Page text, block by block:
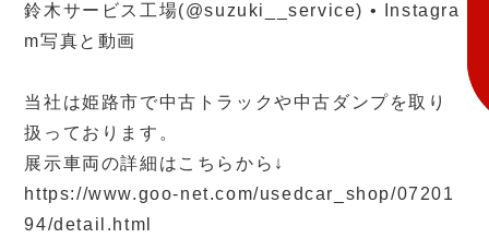
鈴木サービス工場(@suzuki__service) • Instagra
m写真と動画
当社は姫路市で中古トラックや中古ダンプを取り
扱っております。
展示車両の詳細はこちらから↓
https://www.goo-net.com/usedcar_shop/07201
94/detail.html